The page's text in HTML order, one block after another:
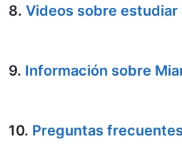
8. Videos sobre estudiar
9. Información sobre
10. Preguntas frecuentes